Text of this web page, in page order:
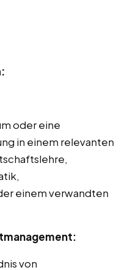
oder eine
in einem relevanten
einem verwandten
von